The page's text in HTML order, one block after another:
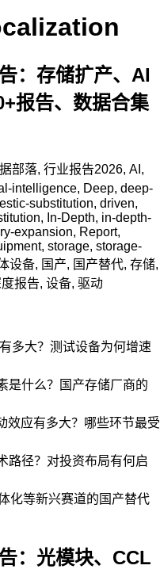
：存储扩产、AI
报告、数据合集
部落, 行业报告2026, AI ,
intelligence, Deep, deep-
substitution, driven,
, In-Depth, in-depth-
expansion, Report,
, storage, storage-
设备, 国产, 国产替代, 存储,
报告, 设备, 驱动
多大？测试设备为何增速
是什么？国产存储厂商的
效应有多大？哪些环节最受
路径？对投资布局有何启
化等新兴赛道的国产替代
：光模块、CCL